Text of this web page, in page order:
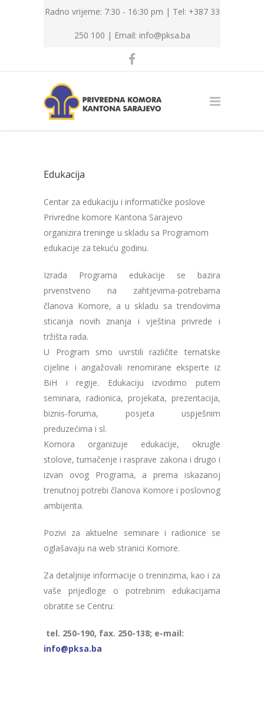
Radno vrijeme: 7:30 - 16:30 pm | Tel: +387 33
250 100 | Email: info@pksa.ba
Edukacija
Centar za edukaciju i informatičke poslove
Privredne komore Kantona Sarajevo
organizira treninge u skladu sa Programom
edukacije za tekuću godinu.
Izrada Programa edukacije se bazira
prvenstveno na zahtjevima-potrebama
članova Komore, a u skladu sa trendovima
sticanja novih znanja i vještina privrede i
tržišta rada.
U Program smo uvrstili različite tematske
cijeline i angažovali renomirane eksperte iz
BiH i regije. Edukaciju izvodimo putem
seminara, radionica, projekata, prezentacija,
biznis-foruma, posjeta uspješnim
preduzećima i sl.
Komora organizuje edukacije, okrugle
stolove, tumačenje i rasprave zakona i drugo i
izvan ovog Programa, a prema iskazanoj
trenutnoj potrebi članova Komore i poslovnog
ambijenta.
Pozivi za aktuelne seminare i radionice se
oglašavaju na web stranici Komore.
Za detaljnije informacije o treninzima, kao i za
vaše prijedloge o potrebnim edukacijama
obratite se Centru:
tel. 250-190, fax. 250-138; e-mail:
info@pksa.ba